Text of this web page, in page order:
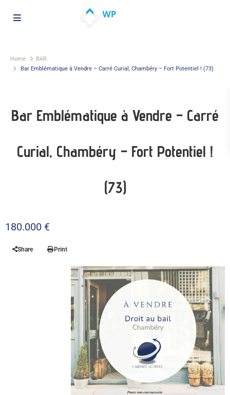
Home
BAR
Bar Emblématique à Vendre – Carré Curial, Chambéry – Fort Potentiel ! (73)
Bar Emblématique à Vendre – Carré
Curial, Chambéry – Fort Potentiel !
(73)
180.000 €
Share Print